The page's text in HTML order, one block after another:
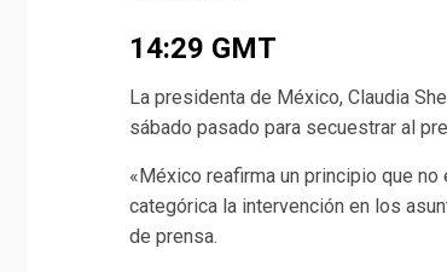
14:29 GMT
La presidenta de México, Claudia
sábado pasado para secuestrar al
«México reafirma un principio que
categórica la intervención en los
de prensa.